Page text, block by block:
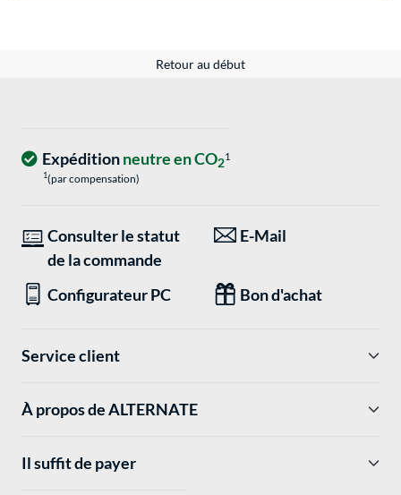
Retour au début
Expéditionneutre en CO21
1(par compensation)
Consulter le statut
de la commande
E-Mail
Configurateur PC Bon d'achat
Service client
À propos de ALTERNATE
Il suffit de payer